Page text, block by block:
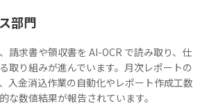
部門
請求書や領収書を AI-OCR で読み取り、仕
取り組みが進んでいます。月次レポートの
入金消込作業の自動化やレポート作成工数
な数値結果が報告されています。